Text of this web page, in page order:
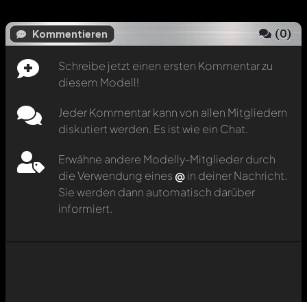
Kommentieren (0)
Schreibe jetzt einen ersten Kommentar zu
diesem Modell!
Jeder Kommentar kann von allen Mitgliedern
diskutiert werden. Es ist wie ein Chat.
Erwähne andere Modelly-Mitglieder durch
die Verwendung eines @in deiner Nachricht.
Sie werden dann automatisch darüber
informiert.